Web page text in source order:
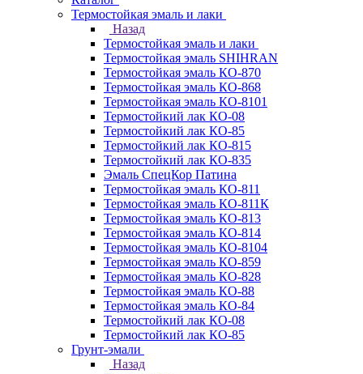
Термостойкая эмаль и лаки
Назад
Термостойкая эмаль и лаки
Термостойкая эмаль SHIHRAN
Термостойкая эмаль КО-870
Термостойкая эмаль КО-868
Термостойкая эмаль КО-8101
Термостойкий лак КО-08
Термостойкий лак КО-85
Термостойкий лак КО-815
Термостойкий лак КО-835
Эмаль СпецКор Патина
Термостойкая эмаль КО-811
Термостойкая эмаль КО-811К
Термостойкая эмаль КО-813
Термостойкая эмаль КО-814
Термостойкая эмаль КО-8104
Термостойкая эмаль КО-859
Термостойкая эмаль КО-828
Термостойкая эмаль КО-88
Термостойкая эмаль КО-84
Термостойкий лак КО-08
Термостойкий лак КО-85
Грунт-эмали
Назад